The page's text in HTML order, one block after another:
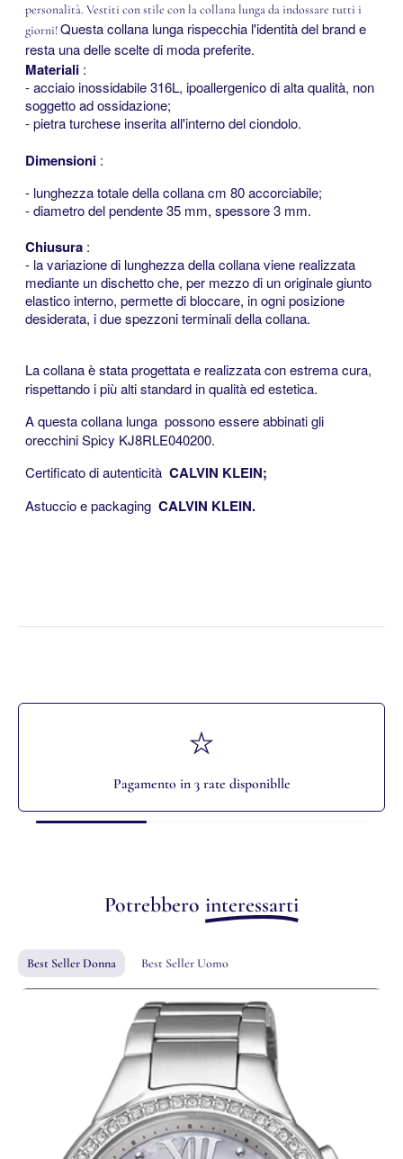
personalità. Vestiti con stile con la collana lunga da indossare tutti i
giorni!Questa collana lunga rispecchia l'identità del brand e
resta una delle scelte di moda preferite.
Materiali :
- acciaio inossidabile 316L, ipoallergenico di alta qualità, non
soggetto ad ossidazione;
- pietra turchese inserita all'interno del ciondolo.
Dimensioni :
- lunghezza totale della collana cm 80 accorciabile;
- diametro del pendente 35 mm, spessore 3 mm.
Chiusura :
- la variazione di lunghezza della collana viene realizzata
mediante un dischetto che, per mezzo di un originale giunto
elastico interno, permette di bloccare, in ogni posizione
desiderata, i due spezzoni terminali della collana.
La collana è stata progettata e realizzata con estrema cura,
rispettando i più alti standard in qualità ed estetica.
A questa collana lunga possono essere abbinati gli
orecchini Spicy KJ8RLE040200.
Certificato di autenticità CALVIN KLEIN;
Astuccio e packaging CALVIN KLEIN.
Pagamento in 3 rate disponiblle
Potrebbero interessarti
Best Seller Donna Best Seller Uomo